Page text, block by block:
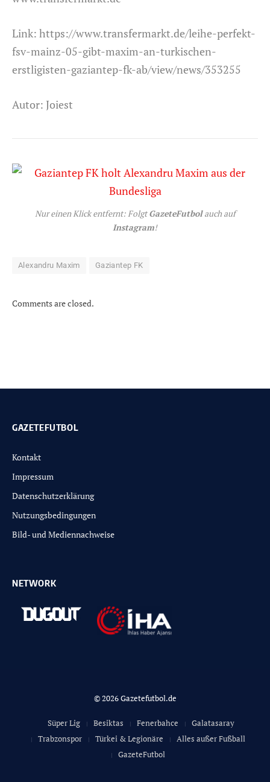
Link: https://www.transfermarkt.de/leihe-perfekt-
fsv-mainz-05-gibt-maxim-an-turkischen-
erstligisten-gaziantep-fk-ab/view/news/353255
Autor: Joiest
Nur einen Klick entfernt: FolgtGazeteFutbolauch auf
Instagram!
Alexandru Maxim Gaziantep FK
Comments are closed.
GAZETEFUTBOL
Kontakt
Impressum
Datenschutzerklärung
Nutzungsbedingungen
Bild- und Mediennachweise
NETWORK
© 2026 Gazetefutbol.de
Süper Lig Besiktas Fenerbahce
Galatasaray
Trabzonspor
Türkei & Legionäre
Alles außer Fußball
GazeteFutbol